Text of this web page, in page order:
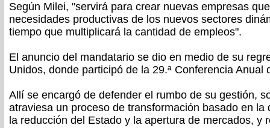
Según Milei, "servirá para crear nuevas empresas
necesidades productivas de los nuevos sectores
tiempo que multiplicará la cantidad de empleos".
El anuncio del mandatario se dio en medio de su
Unidos, donde participó de la 29.ª Conferencia Anual
Allí se encargó de defender el rumbo de su gestión,
atraviesa un proceso de transformación basado en la
la reducción del Estado y la apertura de mercados, y